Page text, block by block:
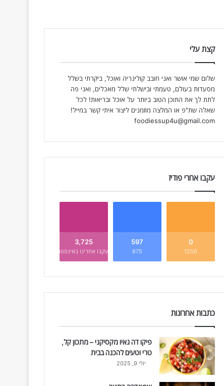
קצת עלי
שלום שמי אושר ואני חובב קולינריה ואוכל, ביקרתי בשלל
מסעדות בעולם, טעמתי ובישלתי שלל מאכלים, ואני פה
לתת לך את התוכן הטוב ביותר על אוכל ובריאות! לכל
שאלה שת"פ או המלצה מוזמנים ליצור איתי קשר במייל!
foodiessup4u@gmail.com
עקבו אחרי פודיז
0
1256
597
875
3,725
עקבו אחרינו באינסטגרם
כתבות אחרונות
פיקו דה גאיו מקסיקני – מתכון קל,
טרי וטעים להכנה בבית
יולי 9, 2025